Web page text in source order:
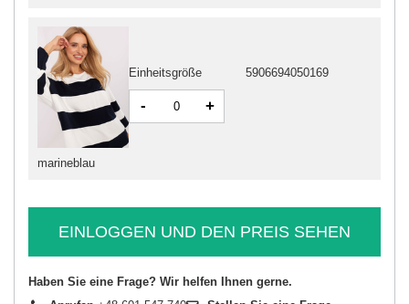
marineblau
Einheitsgröße 5906694050169
- +
EINLOGGEN UND DEN PREIS SEHEN
Haben Sie eine Frage? Wir helfen Ihnen gerne.